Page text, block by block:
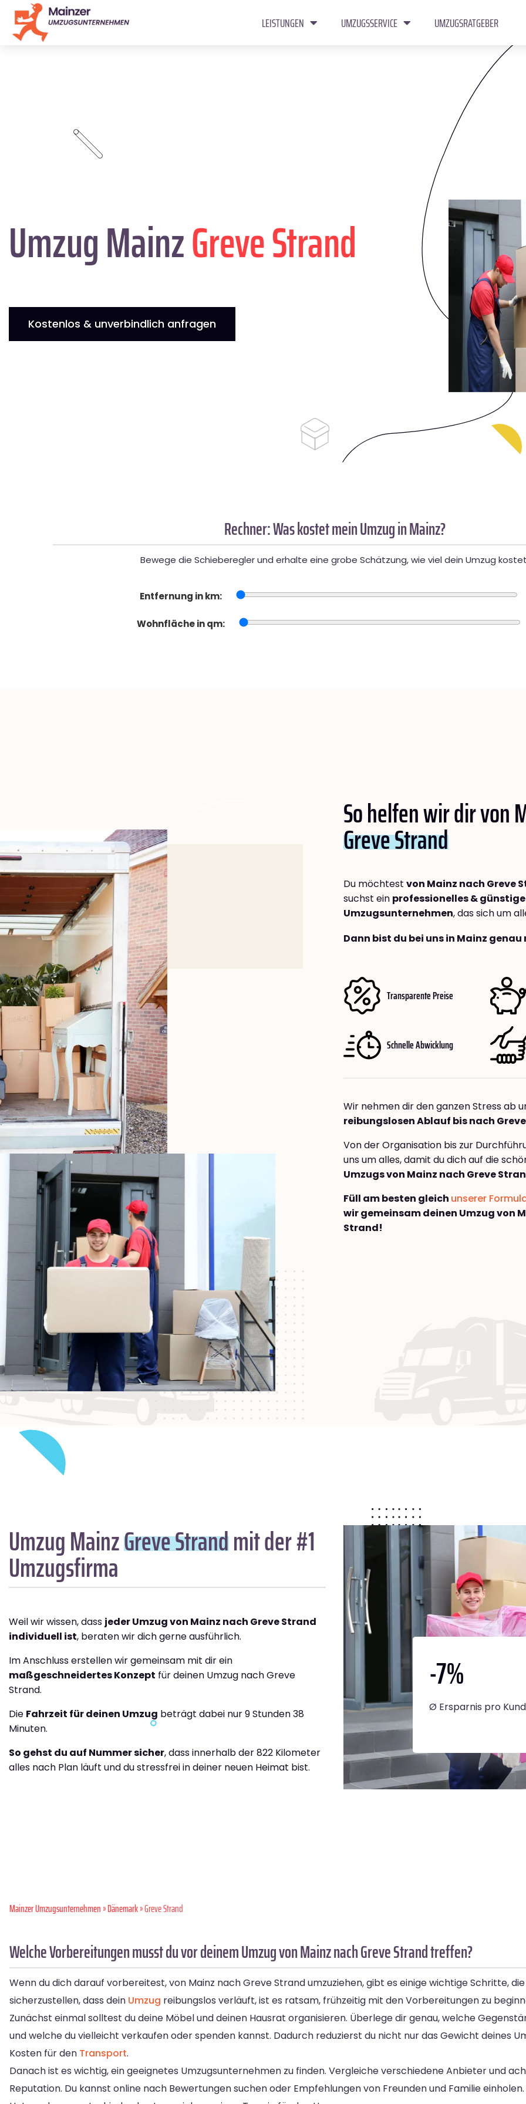
LEISTUNGEN UMZUGSSERVICE UMZUGSRATGEBER
Umzug MainzGreve Strand
Kostenlos & unverbindlich anfragen
Rechner: Was kostet mein Umzug in Mainz?
Bewege die Schieberegler und erhalte eine grobe Schätzung, wie viel dein Umzug
Entfernung in km:
Wohnfläche in qm:
So helfen wir dir von
Greve Strand
Du möchtest von Mainz nach Greve
suchst ein professionelles &
Umzugsunternehmen, das sich um
Dann bist du bei uns in Mainz
Transparente Preise
Schnelle Abwicklung
Wir nehmen dir den ganzen Stress ab
reibungslosen Ablauf bis nach
Von der Organisation bis zur
uns um alles, damit du dich auf die
Umzugs von Mainz nach Greve
Füll am besten gleich unserer
wir gemeinsam deinen Umzug von
Strand!
Umzug MainzGreve Strandmit der #1
Umzugsfirma
Weil wir wissen, dass jeder Umzug von Mainz nach Greve Strand
individuell ist, beraten wir dich gerne ausführlich.
Im Anschluss erstellen wir gemeinsam mit dir ein
maßgeschneidertes Konzept für deinen Umzug nach Greve
Strand.
Die Fahrzeit für deinen Umzug beträgt dabei nur 9 Stunden 38
Minuten.
So gehst du auf Nummer sicher, dass innerhalb der 822 Kilometer
alles nach Plan läuft und du stressfrei in deiner neuen Heimat bist.
-7%
Ø Ersparnis pro
Mainzer Umzugsunternehmen»Dänemark» Greve Strand
Welche Vorbereitungen musst du vor deinem Umzug von Mainz nach Greve Strand treffen?
Wenn du dich darauf vorbereitest, von Mainz nach Greve Strand umzuziehen, gibt es einige wichtige Schritte,
sicherzustellen, dass dein Umzug reibungslos verläuft, ist es ratsam, frühzeitig mit den Vorbereitungen zu
Zunächst einmal solltest du deine Möbel und deinen Hausrat organisieren. Überlege dir genau, welche
und welche du vielleicht verkaufen oder spenden kannst. Dadurch reduzierst du nicht nur das Gewicht deines
Kosten für den Transport.
Danach ist es wichtig, ein geeignetes Umzugsunternehmen zu finden. Vergleiche verschiedene Anbieter und
Reputation. Du kannst online nach Bewertungen suchen oder Empfehlungen von Freunden und Familie